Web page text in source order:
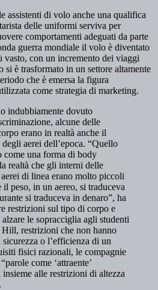
assistenti di volo anche una qualifica
delle uniformi serviva per
comportamenti adeguati da parte
guerra mondiale il volo è diventato
vasto, con un incremento dei viaggi
è trasformato in un settore altamente
che è emersa la figura
come strategia di marketing.
indubbiamente dovuto
alcune delle
erano in realtà anche il
aerei dell’epoca. “Quello
come una forma di body
realtà che gli interni delle
di linea erano molto piccoli
peso, in un aereo, si traduceva
si traduceva in denaro”, ha
restrizioni sul tipo di corpo e
alzare le sopracciglia agli studenti
Hill, restrizioni che non hanno
o l’efficienza di un
fisici razionali, le compagnie
come ‘attraente’
alle restrizioni di altezza